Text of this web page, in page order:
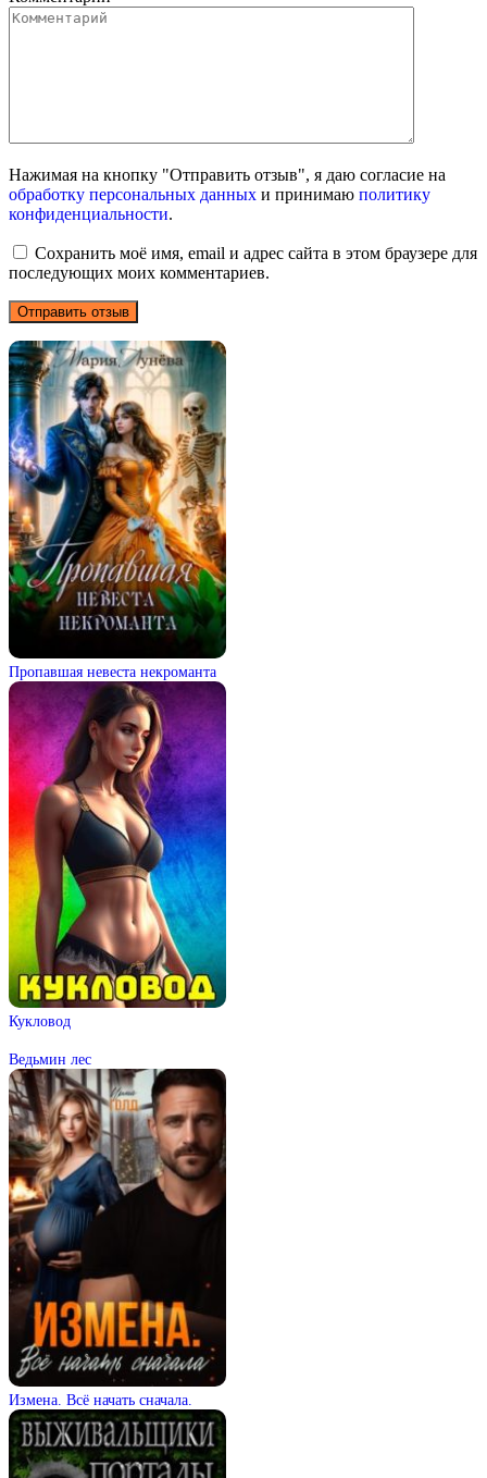
Нажимая на кнопку "Отправить отзыв", я даю согласие на
обработку персональных данных и принимаю политику
конфиденциальности.
Сохранить моё имя, email и адрес сайта в этом браузере для
последующих моих комментариев.
Пропавшая невеста некроманта
Кукловод
Ведьмин лес
Измена. Всё начать сначала.